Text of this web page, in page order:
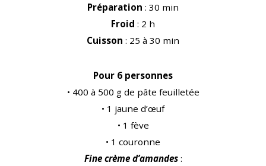
Préparation : 30 min
Froid : 2 h
Cuisson : 25 à 30 min
Pour 6 personnes
• 400 à 500 g de pâte feuilletée
• 1 jaune d’œuf
• 1 fève
• 1 couronne
Fine crème d’amandes: